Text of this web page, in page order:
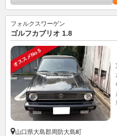
フォルクスワーゲン
ゴルフカブリオ 1.8
オススメNo.5
山口県大島郡周防大島町